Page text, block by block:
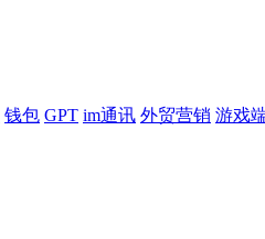
钱包 GPT im通讯 外贸营销 游戏